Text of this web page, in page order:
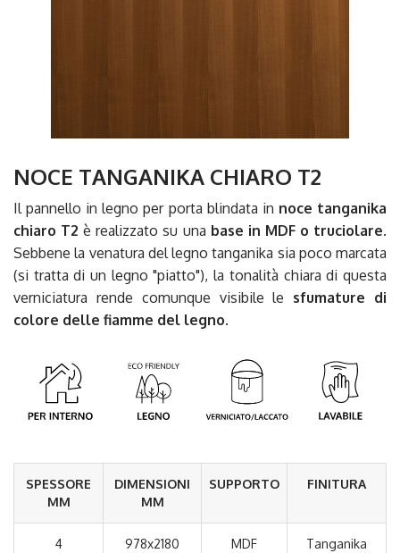
NOCE TANGANIKA CHIARO T2
Il pannello in legno per porta blindata in noce tanganika
chiaro T2 è realizzato su una base in MDF o truciolare.
Sebbene la venatura del legno tanganika sia poco marcata
(si tratta di un legno "piatto"), la tonalità chiara di questa
verniciatura rende comunque visibile le sfumature di
colore delle fiamme del legno.
SPESSORE
MM
DIMENSIONI
MM
SUPPORTO FINITURA
4
978x2180
MDF
Tanganika